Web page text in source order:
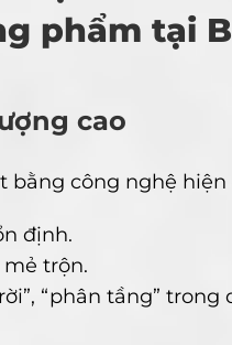
phẩm tại
cao
bằng công nghệ
định.
mẻ trộn.
“phân tầng”